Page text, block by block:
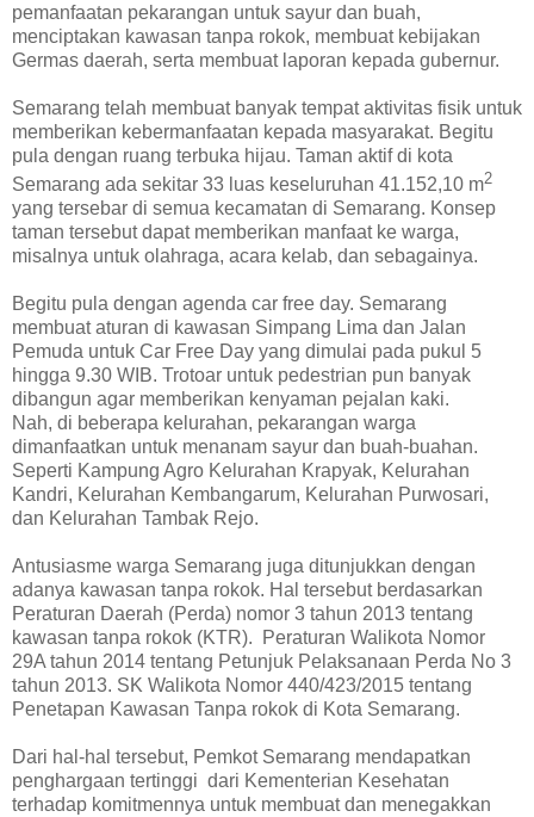
pemanfaatan pekarangan untuk sayur dan buah,
menciptakan kawasan tanpa rokok, membuat kebijakan
Germas daerah, serta membuat laporan kepada gubernur.
Semarang telah membuat banyak tempat aktivitas fisik untuk
memberikan kebermanfaatan kepada masyarakat. Begitu
pula dengan ruang terbuka hijau. Taman aktif di kota
Semarang ada sekitar 33 luas keseluruhan 41.152,10 m2
yang tersebar di semua kecamatan di Semarang. Konsep
taman tersebut dapat memberikan manfaat ke warga,
misalnya untuk olahraga, acara kelab, dan sebagainya.
Begitu pula dengan agenda car free day. Semarang
membuat aturan di kawasan Simpang Lima dan Jalan
Pemuda untuk Car Free Day yang dimulai pada pukul 5
hingga 9.30 WIB. Trotoar untuk pedestrian pun banyak
dibangun agar memberikan kenyaman pejalan kaki.
Nah, di beberapa kelurahan, pekarangan warga
dimanfaatkan untuk menanam sayur dan buah-buahan.
Seperti Kampung Agro Kelurahan Krapyak, Kelurahan
Kandri, Kelurahan Kembangarum, Kelurahan Purwosari,
dan Kelurahan Tambak Rejo.
Antusiasme warga Semarang juga ditunjukkan dengan
adanya kawasan tanpa rokok. Hal tersebut berdasarkan
Peraturan Daerah (Perda) nomor 3 tahun 2013 tentang
kawasan tanpa rokok (KTR).
Peraturan Walikota Nomor
29A tahun 2014 tentang Petunjuk Pelaksanaan Perda No 3
tahun 2013. SK Walikota Nomor 440/423/2015 tentang
Penetapan Kawasan Tanpa rokok di Kota Semarang.
Dari hal-hal tersebut, Pemkot Semarang mendapatkan
penghargaan tertinggi dari Kementerian Kesehatan
terhadap komitmennya untuk membuat dan menegakkan